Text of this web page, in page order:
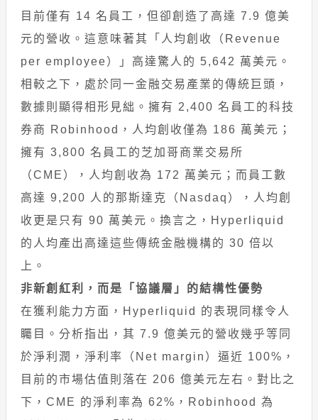
目前僅有 14 名員工，但卻創造了高達 7.9 億美
元的營收。這意味著其「人均創收（Revenue
per employee）」高達驚人的 5,642 萬美元。
相較之下，處於同一金融交易產業的傳統巨頭，
數據則顯得相形見絀。擁有 2,400 名員工的科技
券商 Robinhood，人均創收僅為 186 萬美元；
擁有 3,800 名員工的芝加哥商業交易所
（CME），人均創收為 172 萬美元；而員工數
高達 9,200 人的那斯達克（Nasdaq），人均創
收更是只有 90 萬美元。換言之，Hyperliquid
的人均產出高達這些傳統金融機構的 30 倍以
上。
非新創紅利，而是「協議層」的結構性優勢
在獲利能力方面，Hyperliquid 的表現同樣令人
矚目。分析指出，其 7.9 億美元的營收幾乎等同
於淨利潤，淨利率（Net margin）逼近 100%，
目前的市場估值則落在 206 億美元左右。對比之
下，CME 的淨利率為 62%，Robinhood 為